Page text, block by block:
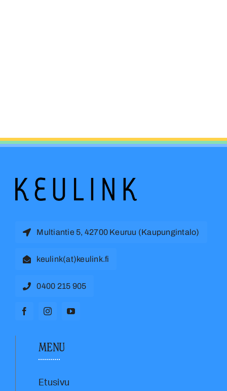
Multiantie 5, 42700 Keuruu (Kaupungintalo)
keulink(at)keulink.fi
0400 215 905
MENU
Etusivu